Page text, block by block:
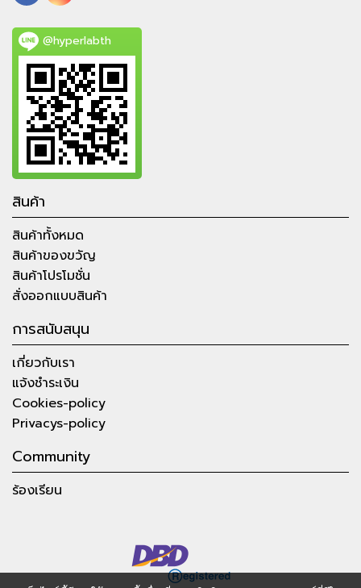
@hyperlabth
สินค้า
สินค้าทั้งหมด
สินค้าของขวัญ
สินค้าโปรโมชั่น
สั่งออกแบบสินค้า
การสนับสนุน
เกี่ยวกับเรา
แจ้งชำระเงิน
Cookies-policy
Privacys-policy
Community
ร้องเรียน